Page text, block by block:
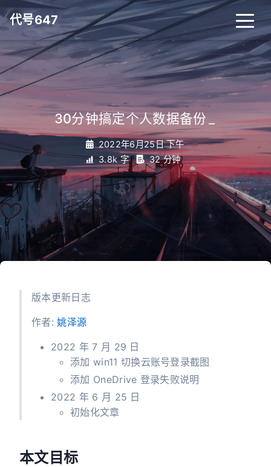
代号647
30分钟搞定个人数据备份_
2022年6月25日 下午
3.8k 字
32 分钟
版本更新日志
作者:姚泽源
2022 年 7 月 29 日
添加 win11 切换云账号登录截图
添加 OneDrive 登录失败说明
2022 年 6 月 25 日
初始化文章
本文目标